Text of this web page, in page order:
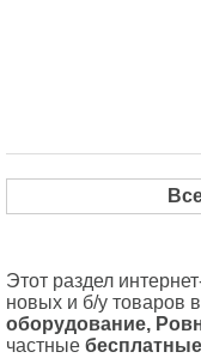
Этот раздел
новых и б/у товаров
оборудование,
частные